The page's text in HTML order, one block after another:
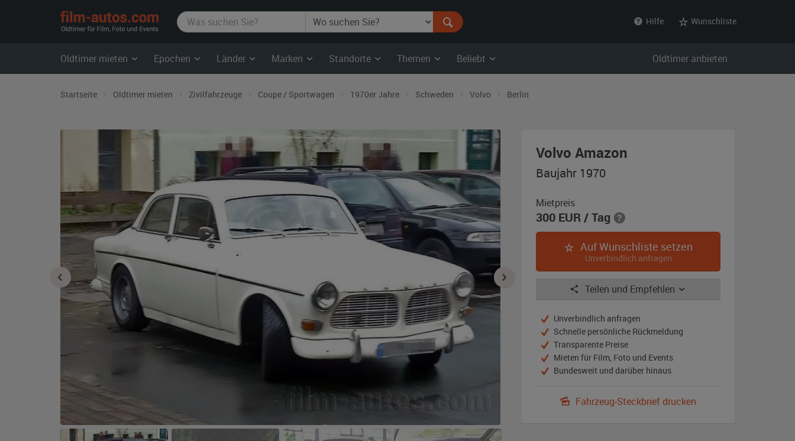
film-
autos.com
Hilfe Wunschliste
Oldtimer mieten Epochen Länder Marken Standorte Themen Beliebt Oldtimer anbieten
Startseite Oldtimer mieten Zivilfahrzeuge Coupe / Sportwagen 1970er Jahre Schweden Volvo Berlin
Volvo Amazon
Baujahr 1970
Mietpreis
300 EUR/ Tag
Auf Wunschliste setzen
Unverbindlich anfragen
Teilen und Empfehlen
Unverbindlich anfragen
Schnelle persönliche Rückmeldung
Transparente Preise
Mieten für Film, Foto und Events
Bundesweit und darüber hinaus
Fahrzeug-Steckbrief drucken